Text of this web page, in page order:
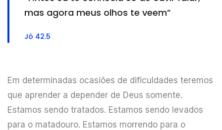
mas agora meus olhos te veem”
Jó 42.5
Em determinadas ocasiões de dificuldades teremos
que aprender a depender de Deus somente.
Estamos sendo tratados. Estamos sendo levados
para o matadouro. Estamos morrendo para o